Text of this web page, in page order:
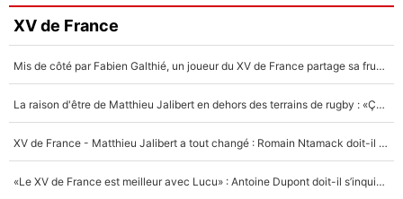
XV de France
Mis de côté par Fabien Galthié, un joueur du XV de France partage sa frustration : «ils ne me l’ont pas dit tout de suite»
La raison d'être de Matthieu Jalibert en dehors des terrains de rugby : «Ça m'atteint autant que si tu touches à un membre de ma famille»
XV de France - Matthieu Jalibert a tout changé : Romain Ntamack doit-il s’inquiéter pour sa place à un an de la Coupe du monde ?
«Le XV de France est meilleur avec Lucu» : Antoine Dupont doit-il s’inquiéter pour sa place ?